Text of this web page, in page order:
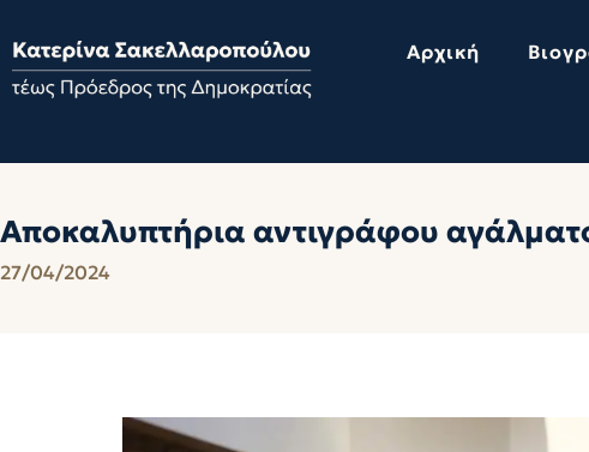
Αρχική
Αποκαλυπτήρια αντιγράφου
27/04/2024